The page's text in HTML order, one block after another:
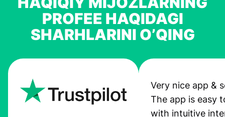
PROFEE HAQIDAGI
SHARHLARINI O’QING
Very nice app &
The app is easy
with intuitive